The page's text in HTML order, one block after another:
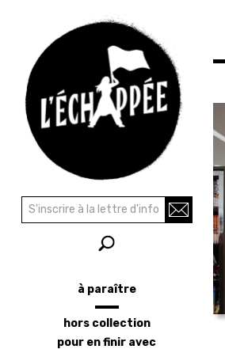
contenu
principal
Rechercher
latéral
à paraître
hors collection
pour en finir avec